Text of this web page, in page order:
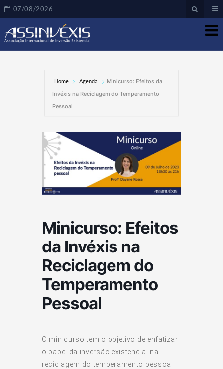
07/08/2026
Home Agenda
Minicurso: Efeitos da
Invéxis na Reciclagem do Temperamento
Pessoal
Minicurso: Efeitos
da Invéxis na
Reciclagem do
Temperamento
Pessoal
O minicurso tem o objetivo de enfatizar
o papel da inversão existencial na
reciclagem do temperamento pessoal